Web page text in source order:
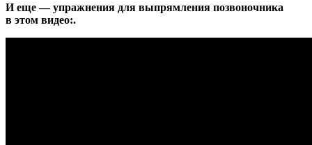
И еще — упражнения для выпрямления позвоночника
в этом видео:.